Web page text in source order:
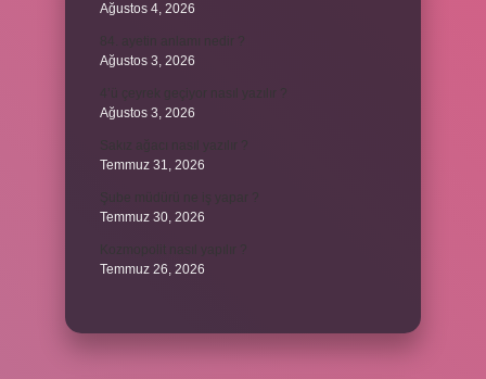
Ağustos 4, 2026
Ağustos 3, 2026
Ağustos 3, 2026
Temmuz 31, 2026
Temmuz 30, 2026
Temmuz 26, 2026